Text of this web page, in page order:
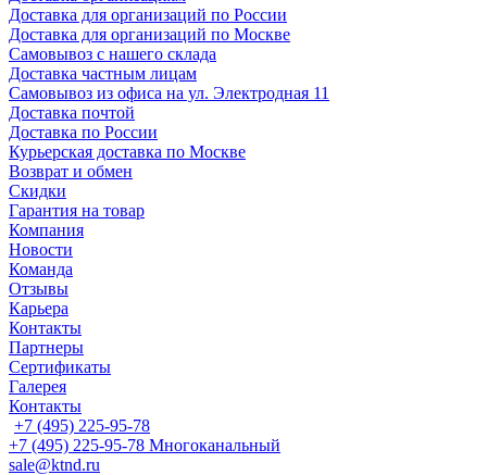
Доставка для организаций по России
Доставка для организаций по Москве
Самовывоз с нашего склада
Доставка частным лицам
Самовывоз из офиса на ул. Электродная 11
Доставка почтой
Доставка по России
Курьерская доставка по Москве
Возврат и обмен
Скидки
Гарантия на товар
Компания
Новости
Команда
Отзывы
Карьера
Контакты
Партнеры
Сертификаты
Галерея
Контакты
+7 (495) 225-95-78
+7 (495) 225-95-78 Многоканальный
sale@ktnd.ru